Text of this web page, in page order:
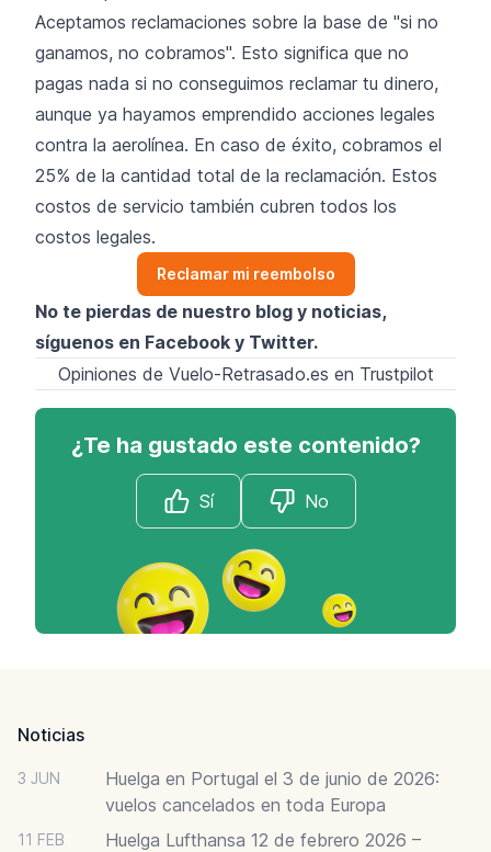
Aceptamos reclamaciones sobre la base de "si no
ganamos, no cobramos". Esto significa que no
pagas nada si no conseguimos reclamar tu dinero,
aunque ya hayamos emprendido acciones legales
contra la aerolínea. En caso de éxito, cobramos el
25% de la cantidad total de la reclamación. Estos
costos de servicio también cubren todos los
costos legales.
Reclamar mi reembolso
No te pierdas de nuestro blog y noticias,
síguenos en Facebook y Twitter.
Opiniones de Vuelo-Retrasado.es en Trustpilot
¿Te ha gustado este contenido?
Sí No
Noticias
3 JUN
Huelga en Portugal el 3 de junio de 2026:
vuelos cancelados en toda Europa
11 FEB
Huelga Lufthansa 12 de febrero 2026 –